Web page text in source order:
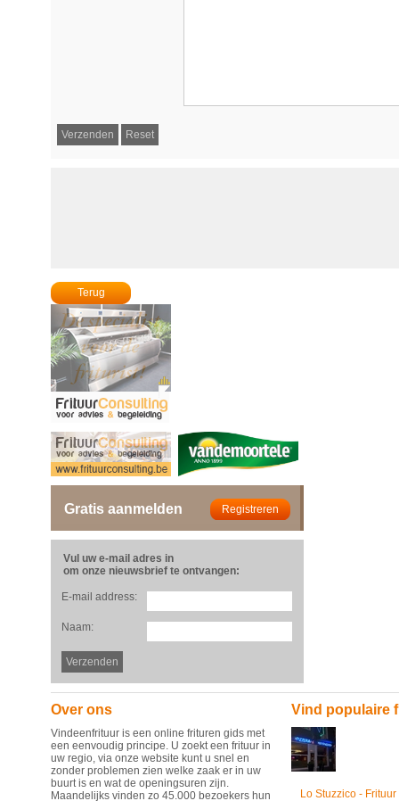
Terug
Gratis aanmelden
Vul uw e-mail adres in
om onze nieuwsbrief te ontvangen:
E-mail address:
Naam:
Over ons
Vindeenfrituur is een online frituren gids met
een eenvoudig principe. U zoekt een frituur in
uw regio, via onze website kunt u snel en
zonder problemen zien welke zaak er in uw
buurt is en wat de openingsuren zijn.
Maandelijks vinden zo 45.000 bezoekers hun
Vind populaire
Lo Stuzzico -